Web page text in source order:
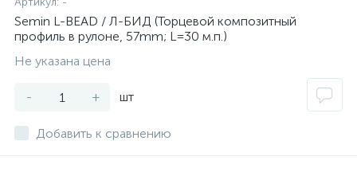
Semin L-BEAD / Л-БИД (Торцевой композитный
профиль в рулоне, 57mm; L=30 м.п.)
Не указана цена
- + шт
Добавить к сравнению